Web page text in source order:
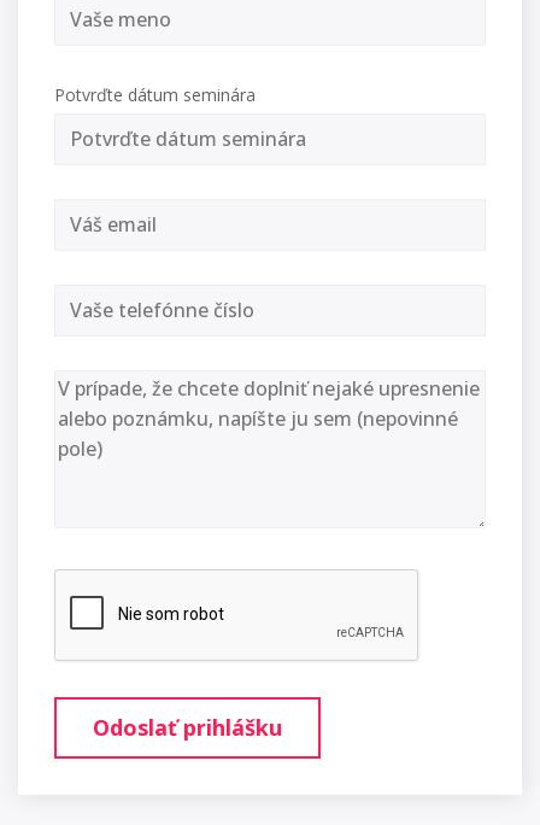
Potvrďte dátum seminára
Odoslať prihlášku